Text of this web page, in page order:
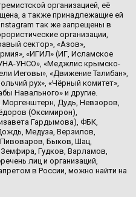
организацией, её
а также принадлежащие ей
так же запрещены в
организации,
сектор», «Азов»,
«ИГИЛ» (ИГ, Исламское
УНСО», «Меджлис крымско-
Иеговы», «Движение Талибан»,
рух», «Чёрный комитет»,
Навального» и другие.
Моргенштерн, Дудь, Невзоров,
(Оксимирон),
Гардымова), ФБК,
Медуза, Верзилов,
Быков, Шац,
Гудков, Варламов,
лиц и организаций,
в России, можно найти на